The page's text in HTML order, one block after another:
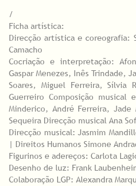
/
Ficha artística:
Direcção artística e coreografia:
Camacho
Cocriação e interpretação:
Gaspar Menezes, Inês Trindade,
Soares, Miguel Ferreira, Sílvia
Guerreiro Composição musical
Minderico, André Ferreira, Jade
Sequeira Direcção musical Ana
Direcção musical: Jasmim
| Direitos Humanos Simone
Figurinos e adereços: Carlota
Desenho de luz: Frank
Colaboração LGP: Alexandra